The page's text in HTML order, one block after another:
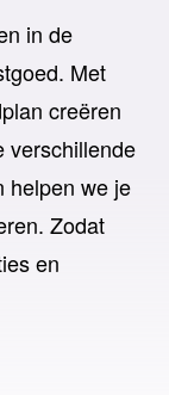
in de
Met
creëren
verschillende
helpen we je
Zodat
en